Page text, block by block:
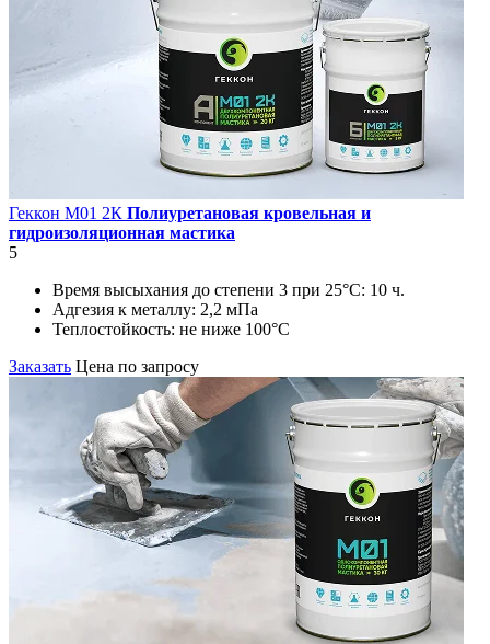
Геккон М01 2К Полиуретановая кровельная и
гидроизоляционная мастика
5
Время высыхания до степени 3 при 25°С: 10 ч.
Адгезия к металлу: 2,2 мПа
Теплостойкость: не ниже 100°С
Заказать Цена по запросу